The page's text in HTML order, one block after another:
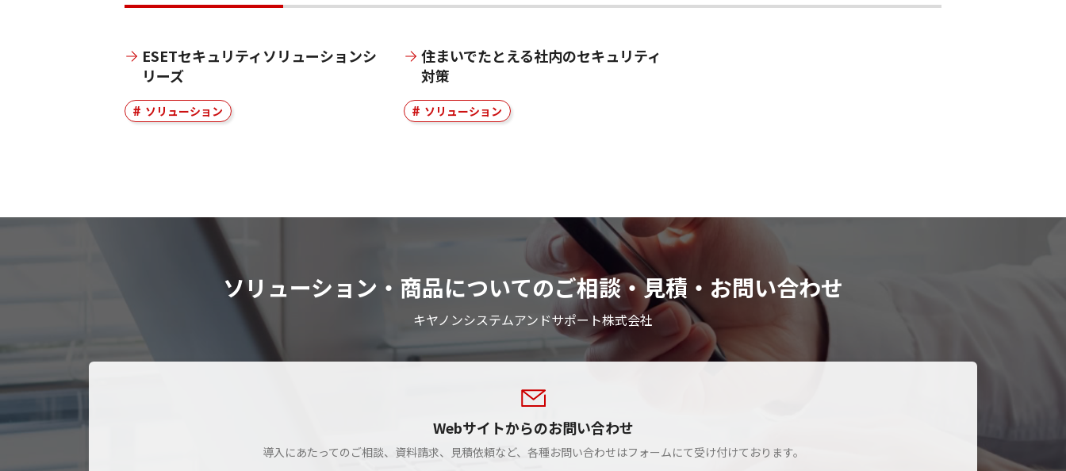
ESETセキュリティソリューションシ
リーズ
ソリューション
住まいでたとえる社内のセキュリティ
対策
ソリューション
ソリューション・商品についてのご相談・見積・お問い合わせ
キヤノンシステムアンドサポート株式会社
Webサイトからのお問い合わせ
導入にあたってのご相談、資料請求、見積依頼など、各種お問い合わせはフォームにて受け付けております。